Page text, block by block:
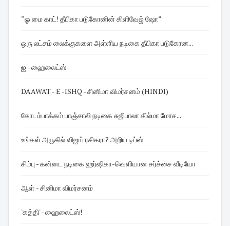
“ஓ மை காட்! தீபிகா படுகோனின் கிளிவேஜ் ஷோ”
ஒரு லட்சம் லைக்குகளை அள்ளிய நடிகை தீபிகா படுகோன...
ஐ - ஹைலைட்ஸ்
DAAWAT - E -ISHQ - சினிமா விமர்சனம் (HINDI)
கோடம்பாக்கம் பாஞ்சாலி நடிகை சுஜிபாலா கில்மா மோச...
உங்கள் அருகில் விஜய் ரசிகரா? அறிய டிப்ஸ்
சிம்பு - கன்னட நடிகை ஹர்ஷிகா-வெளியான சர்ச்சை வீடியோ
ஆள் - சினிமா விமர்சனம்
'கத்தி' - ஹைலைட்ஸ்!